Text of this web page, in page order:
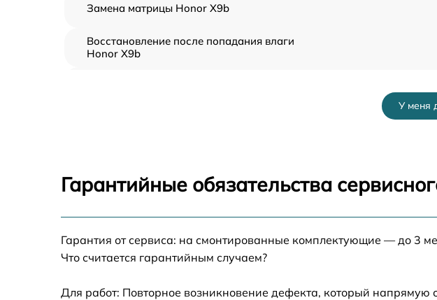
Замена матрицы Honor X9b
Восстановление после попадания влаги
Honor X9b
Замена стекла камеры Honor X9b
У меня
Гарантийные обязательства
Гарантия от сервиса: на смонтированные комплектующие — до 3
Что считается гарантийным случаем?
Для работ: Повторное возникновение дефекта, который напрямую